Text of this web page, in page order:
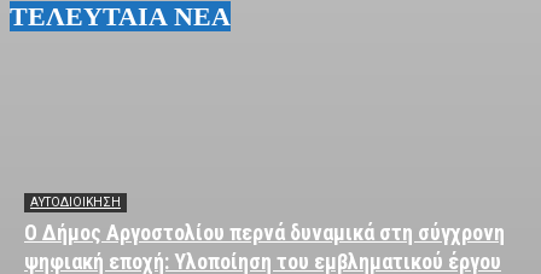
ΤΕΛΕΥΤΑΙΑ ΝΕΑ
ΑΥΤΟΔΙΟΙΚΗΣΗ
Ο Δήμος Αργοστολίου περνά δυναμικά στη σύγχρονη
ψηφιακή εποχή: Υλοποίηση του εμβληματικού έργου